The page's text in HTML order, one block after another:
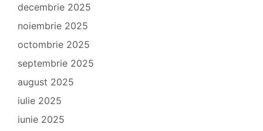
decembrie 2025
noiembrie 2025
octombrie 2025
septembrie 2025
august 2025
iulie 2025
iunie 2025